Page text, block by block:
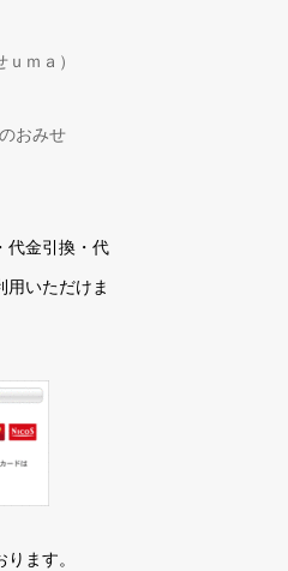
ｍａ）
おみせ
代金引換・代
用いただけま
ます。